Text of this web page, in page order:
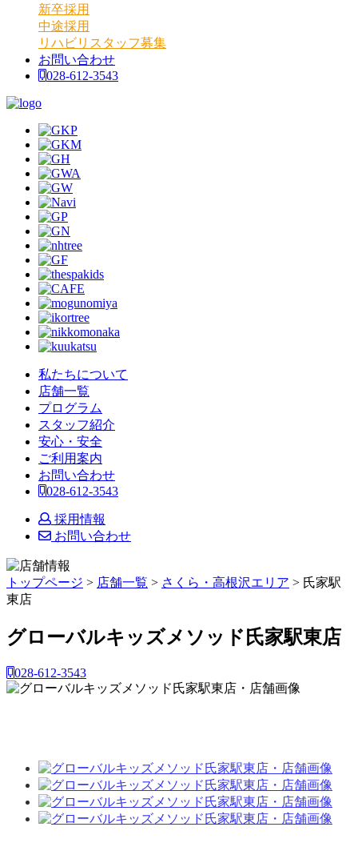
新卒採用
中途採用
リハビリスタッフ募集
お問い合わせ
028-612-3543
私たちについて
店舗一覧
プログラム
スタッフ紹介
安心・安全
ご利用案内
お問い合わせ
028-612-3543
採用情報
お問い合わせ
トップページ > 店舗一覧 > さくら・高根沢エリア > 氏家駅
東店
グローバルキッズメソッド氏家駅東店
028-612-3543